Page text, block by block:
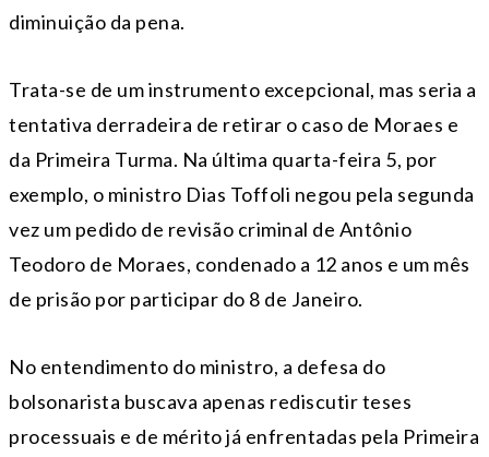
diminuição da pena.
Trata-se de um instrumento excepcional, mas seria a
tentativa derradeira de retirar o caso de Moraes e
da Primeira Turma. Na última quarta-feira 5, por
exemplo, o ministro Dias Toffoli negou pela segunda
vez um pedido de revisão criminal de Antônio
Teodoro de Moraes, condenado a 12 anos e um mês
de prisão por participar do 8 de Janeiro.
No entendimento do ministro, a defesa do
bolsonarista buscava apenas rediscutir teses
processuais e de mérito já enfrentadas pela Primeira